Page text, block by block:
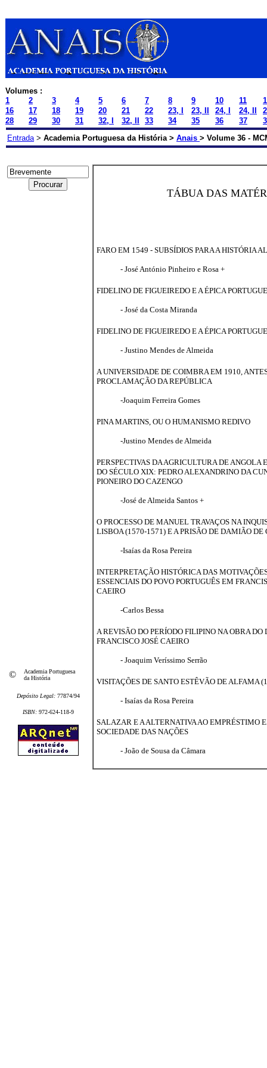
Volumes :
1
2 3 4 5 6 7 8 9 10 11
16
17 18 19 20 21 22 23, I 23, II 24, I 24, II
28
29 30 31 32, I 32, II 33 34 35 36 37
Entrada > Academia Portuguesa da História > Anais > Volume 36 -
©
Academia Portuguesa
da História
Depósito Legal:77874/94
ISBN:972-624-118-9
TÁBUA DAS
FARO EM 1549 - SUBSÍDIOS PARA A HISTÓRIA
- José António Pinheiro e Rosa +
FIDELINO DE FIGUEIREDO E A ÉPICA
- José da Costa Miranda
FIDELINO DE FIGUEIREDO E A ÉPICA
- Justino Mendes de Almeida
A UNIVERSIDADE DE COIMBRA EM 1910,
PROCLAMAÇÃO DA REPÚBLICA
-Joaquim Ferreira Gomes
PINA MARTINS, OU O HUMANISMO REDIVO
-Justino Mendes de Almeida
PERSPECTIVAS DA AGRICULTURA DE ANGOLA
DO SÉCULO XIX: PEDRO ALEXANDRINO DA
PIONEIRO DO CAZENGO
-José de Almeida Santos +
O PROCESSO DE MANUEL TRAVAÇOS NA
LISBOA (1570-1571) E A PRISÃO DE DAMIÃO DE
-Isaías da Rosa Pereira
INTERPRETAÇÃO HISTÓRICA DAS
ESSENCIAIS DO POVO PORTUGUÊS EM
CAEIRO
-Carlos Bessa
A REVISÃO DO PERÍODO FILIPINO NA OBRA DO
FRANCISCO JOSÉ CAEIRO
- Joaquim Veríssimo Serrão
VISITAÇÕES DE SANTO ESTÊVÃO DE ALFAMA
- Isaías da Rosa Pereira
SALAZAR E A ALTERNATIVA AO EMPRÉSTIMO
SOCIEDADE DAS NAÇÕES
- João de Sousa da Câmara